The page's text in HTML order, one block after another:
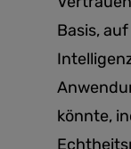
Basis,
könnte,